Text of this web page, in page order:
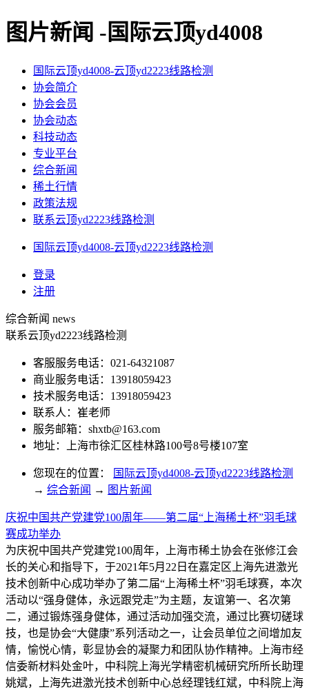
图片新闻 -国际云顶yd4008
国际云顶yd4008-云顶yd2223线路检测
协会简介
协会会员
协会动态
科技动态
专业平台
综合新闻
稀土行情
政策法规
联系云顶yd2223线路检测
国际云顶yd4008-云顶yd2223线路检测
登录
注册
综合新闻 news
联系云顶yd2223线路检测
客服服务电话：021-64321087
商业服务电话：13918059423
技术服务电话：13918059423
联系人：崔老师
服务邮箱： shxtb@163.com
地址：上海市徐汇区桂林路100号8号楼107室
您现在的位置：
国际云顶yd4008-云顶yd2223线路检测
→ 综合新闻 → 图片新闻
庆祝中国共产党建党100周年——第二届“上海稀土杯”羽毛球
赛成功举办
为庆祝中国共产党建党100周年，上海市稀土协会在张修江会
长的关心和指导下，于2021年5月22日在嘉定区上海先进激光
技术创新中心成功举办了第二届“上海稀土杯”羽毛球赛，本次
活动以“强身健体，永远跟党走”为主题，友谊第一、名次第
二，通过锻炼强身健体，通过活动加强交流，通过比赛切磋球
技，也是协会“大健康”系列活动之一，让会员单位之间增加友
情，愉悦心情，彰显协会的凝聚力和团队协作精神。上海市经
信委新材料处金叶，中科院上海光学精密机械研究所所长助理
姚斌，上海先进激光技术创新中心总经理钱红斌，中科院上海